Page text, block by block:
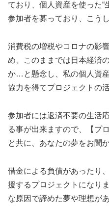
ており、個人資産を使った“
参加者を募っており、こう
消費税の増税やコロナの影
め、このままでは日本経済
か…と懸念し、私の個人資
協力を得てプロジェクトの
参加者には返済不要の生活
る事が出来ますので、【プ
と共に、あなたの夢をお聞
借金による負債があったり
援するプロジェクトになり
な原因で諦めた夢や理想が